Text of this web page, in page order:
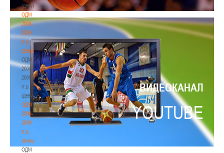
(девушки)
ОДМ
2008-
2009
гг.р.
(девушки)
ОДМ
2008-
2009
гг.р.
(девушки)
ОДМ
2008-
2009
гг.р.
(юноши)
ОДМ
ВИДЕОКАНАЛ
YOUTUBE